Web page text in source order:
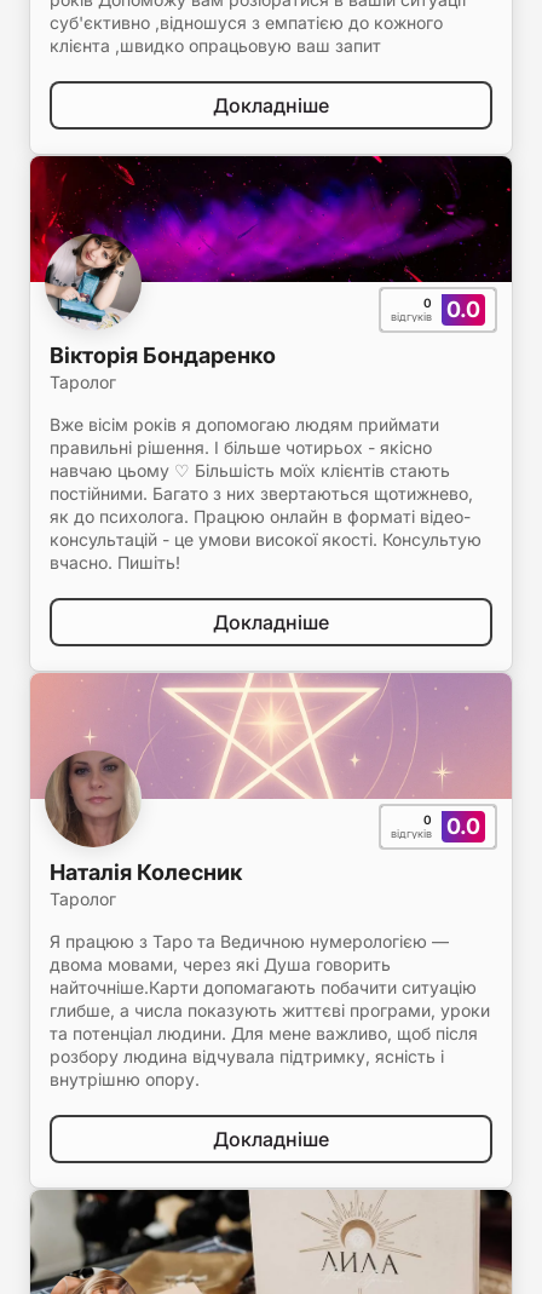
суб'єктивно ,відношуся з емпатією до кожного
клієнта ,швидко опрацьовую ваш запит
Докладніше
0.0
0
відгуків
Вікторія Бондаренко
Таролог
Вже вісім років я допомогаю людям приймати
правильні рішення. І більше чотирьох - якісно
навчаю цьому ♡ Більшість моїх клієнтів стають
постійними. Багато з них звертаються щотижнево,
як до психолога. Працюю онлайн в форматі відео-
консультацій - це умови високої якості. Консультую
вчасно. Пишіть!
Докладніше
0.0
0
відгуків
Наталія Колесник
Таролог
Я працюю з Таро та Ведичною нумерологією —
двома мовами, через які Душа говорить
найточніше.Карти допомагають побачити ситуацію
глибше, а числа показують життєві програми, уроки
та потенціал людини. Для мене важливо, щоб після
розбору людина відчувала підтримку, ясність і
внутрішню опору.
Докладніше